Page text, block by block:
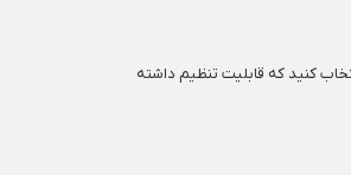
کنید که قابلیت تنظیم داشته